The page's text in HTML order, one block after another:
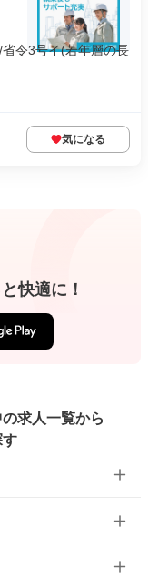
令3号イ(若年層の長
気になる
快適に！
求人一覧から
す